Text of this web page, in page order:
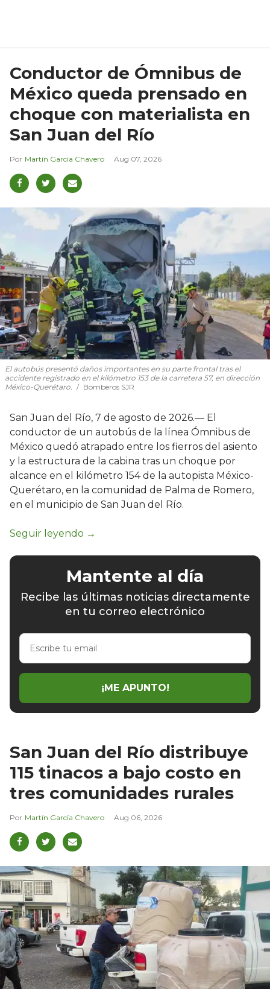
Conductor de Ómnibus de
México queda prensado en
choque con materialista en
San Juan del Río
Martín García Chavero Aug 07, 2026
El autobús presentó daños importantes en su parte frontal tras el
accidente registrado en el kilómetro 153 de la carretera 57, en dirección
México-Querétaro.
Bomberos SJR
San Juan del Río, 7 de agosto de 2026.— El
conductor de un autobús de la línea Ómnibus de
México quedó atrapado entre los fierros del asiento
y la estructura de la cabina tras un choque por
alcance en el kilómetro 154 de la autopista México-
Querétaro, en la comunidad de Palma de Romero,
en el municipio de San Juan del Río.
Mantente al día
Recibe las últimas noticias directamente
en tu correo electrónico
Escribe
email
¡ME APUNTO!
San Juan del Río distribuye
115 tinacos a bajo costo en
tres comunidades rurales
Martín García Chavero Aug 06, 2026